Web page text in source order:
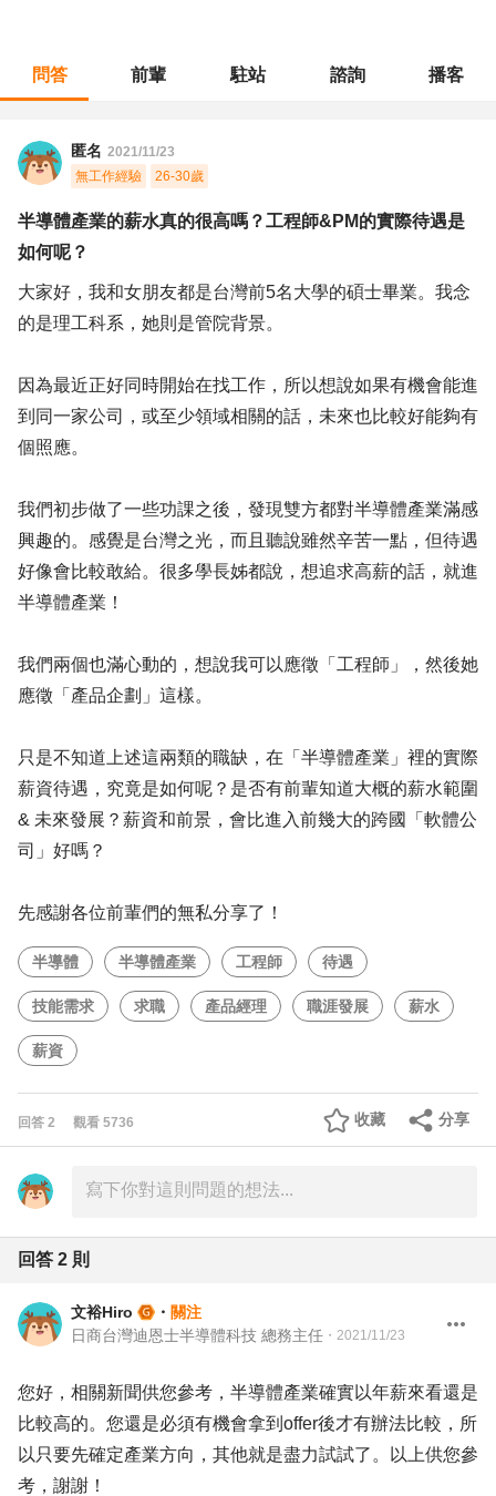
問答 前輩 駐站 諮詢 播客
匿名 2021/11/23
無工作經驗
26-30歲
半導體產業的薪水真的很高嗎？工程師&PM的實際待遇是
如何呢？
大家好，我和女朋友都是台灣前5名大學的碩士畢業。我念
的是理工科系，她則是管院背景。
因為最近正好同時開始在找工作，所以想說如果有機會能進
到同一家公司，或至少領域相關的話，未來也比較好能夠有
個照應。
我們初步做了一些功課之後，發現雙方都對半導體產業滿感
興趣的。感覺是台灣之光，而且聽說雖然辛苦一點，但待遇
好像會比較敢給。很多學長姊都說，想追求高薪的話，就進
半導體產業！
我們兩個也滿心動的，想說我可以應徵「工程師」，然後她
應徵「產品企劃」這樣。
只是不知道上述這兩類的職缺，在「半導體產業」裡的實際
薪資待遇，究竟是如何呢？是否有前輩知道大概的薪水範圍
& 未來發展？薪資和前景，會比進入前幾大的跨國「軟體公
司」好嗎？
先感謝各位前輩們的無私分享了！
半導體 半導體產業 工程師 待遇
技能需求 求職 產品經理 職涯發展 薪水
薪資
回答 2 觀看 5736 分享
收藏
回答 2 則
文裕Hiro ・ 關注
日商台灣迪恩士半導體科技 總務主任 ・ 2021/11/23
您好，相關新聞供您參考，半導體產業確實以年薪來看還是
比較高的。您還是必須有機會拿到offer後才有辦法比較，所
以只要先確定產業方向，其他就是盡力試試了。以上供您參
考，謝謝！